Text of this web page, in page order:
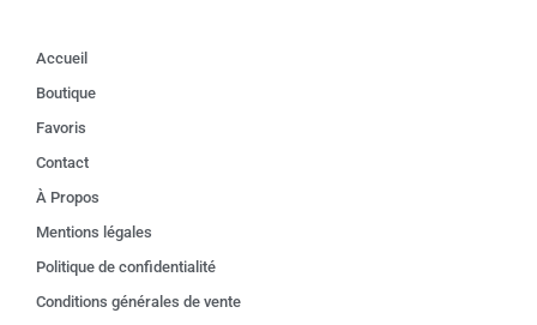
Accueil
Boutique
Favoris
Contact
À Propos
Mentions légales
Politique de confidentialité
Conditions générales de vente